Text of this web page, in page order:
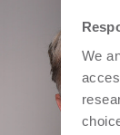
We